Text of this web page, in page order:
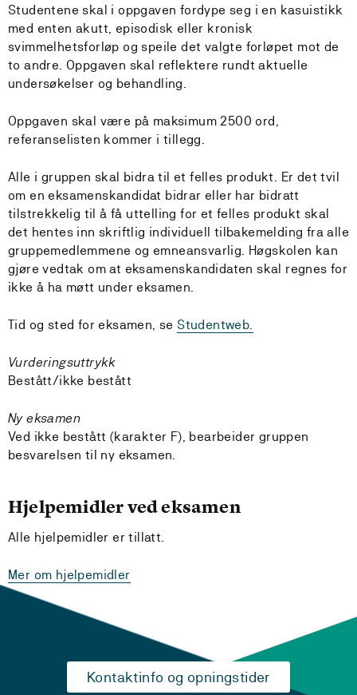
Studentene skal i oppgaven fordype seg i en kasuistikk
med enten akutt, episodisk eller kronisk
svimmelhetsforløp og speile det valgte forløpet mot de
to andre. Oppgaven skal reflektere rundt aktuelle
undersøkelser og behandling.
Oppgaven skal være på maksimum 2500 ord,
referanselisten kommer i tillegg.
Alle i gruppen skal bidra til et felles produkt. Er det tvil
om en eksamenskandidat bidrar eller har bidratt
tilstrekkelig til å få uttelling for et felles produkt skal
det hentes inn skriftlig individuell tilbakemelding fra alle
gruppemedlemmene og emneansvarlig. Høgskolen kan
gjøre vedtak om at eksamenskandidaten skal regnes for
ikke å ha møtt under eksamen.
Tid og sted for eksamen, se Studentweb.
Vurderingsuttrykk
Bestått/ikke bestått
Ny eksamen
Ved ikke bestått (karakter F), bearbeider gruppen
besvarelsen til ny eksamen.
Hjelpemidler ved eksamen
Alle hjelpemidler er tillatt.
Mer om hjelpemidler
Kontaktinfo og opningstider